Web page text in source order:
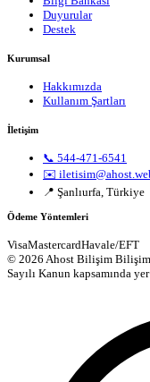
Duyurular
Destek
Kurumsal
Hakkımızda
Kullanım Şartları
İletişim
📞 544-471-6541
✉️
📍 Şanlıurfa, Türkiye
Ödeme Yöntemleri
VisaMastercardHavale/EFT
© 2026 Ahost Bilişim Bilişim.
Sayılı Kanun kapsamında yer